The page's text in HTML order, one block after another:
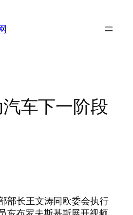
车下一阶段
部长王文涛同欧委会执行